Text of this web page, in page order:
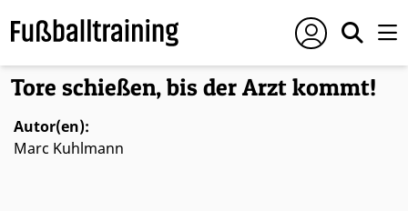
Tore schießen, bis der Arzt kommt!
Autor(en):
Marc Kuhlmann